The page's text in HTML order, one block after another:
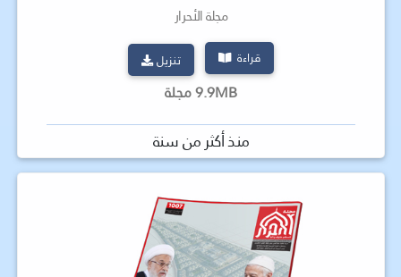
مجلة الأحرار
قراءة تنزيل
9.9MB مجلة
منذ أكثر من سنة